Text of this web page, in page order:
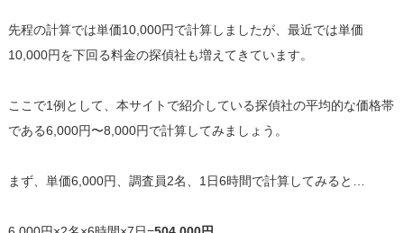
先程の計算では単価10,000円で計算しましたが、最近では単価
10,000円を下回る料金の探偵社も増えてきています。
ここで1例として、本サイトで紹介している探偵社の平均的な価格帯
である6,000円〜8,000円で計算してみましょう。
まず、単価6,000円、調査員2名、1日6時間で計算してみると…